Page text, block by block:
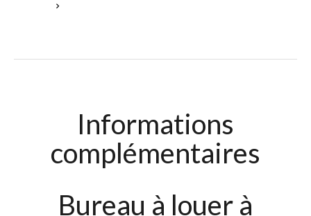
Informations
complémentaires
Bureau à louer à